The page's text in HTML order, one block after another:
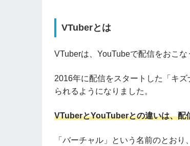
VTuberとは
VTuberは、YouTubeで配信をおこな
2016年に配信をスタートした「キ
られるようになりました。
VTuberとYouTuberとの違いは、配
「バーチャル」という名前のとおり